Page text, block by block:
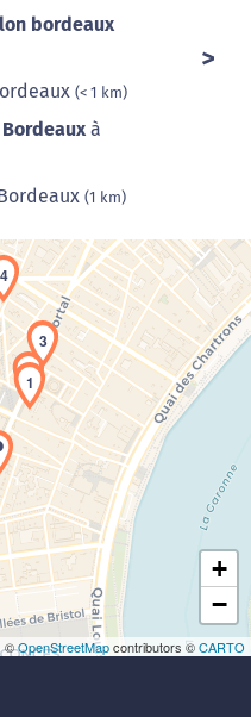
bordeaux
(< 1 km)
à
(1 km)
carte en cours...
1
2
3
4
+
−
©OpenStreetMapcontributors ©CARTO